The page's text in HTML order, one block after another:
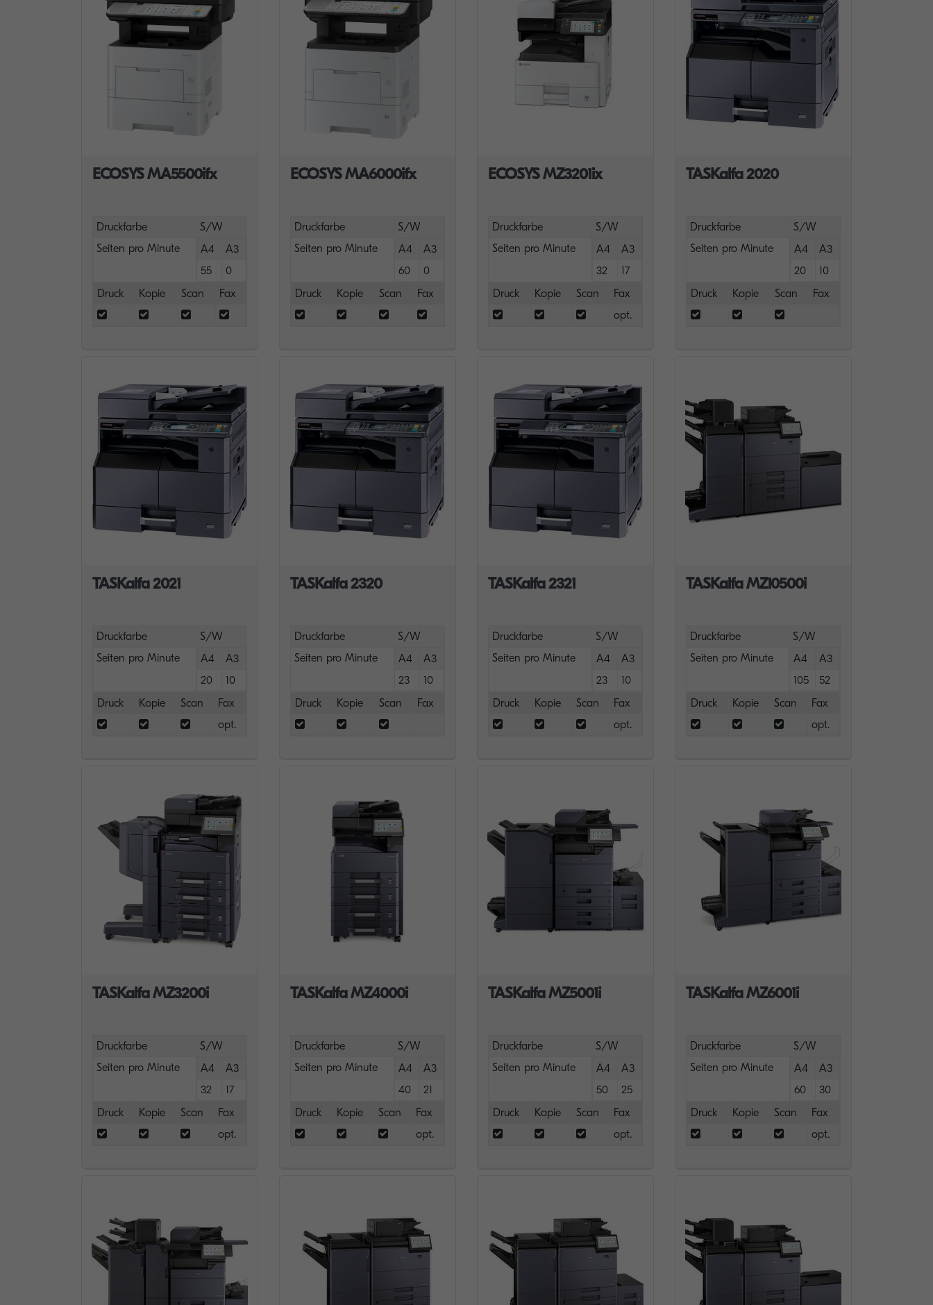
ECOSYS MA5500ifx
Druckfarbe
S/W
Seiten pro Minute
A4
A3
55
0
Druck
Kopie Scan Fax
ECOSYS MA6000ifx
Druckfarbe
S/W
Seiten pro Minute
A4
A3
60
0
Druck
Kopie Scan Fax
ECOSYS MZ3201ix
Druckfarbe
S/W
Seiten pro Minute
A4
A3
32
17
Druck
Kopie Scan
Fax
opt.
TASKalfa 2020
Druckfarbe
S/W
Seiten pro Minute
A4
A3
20
10
Druck
Kopie Scan Fax
TASKalfa 2021
Druckfarbe
S/W
Seiten pro Minute
A4
A3
20
10
Druck
Kopie Scan
Fax
opt.
TASKalfa 2320
Druckfarbe
S/W
Seiten pro Minute
A4
A3
23
10
Druck
Kopie Scan Fax
TASKalfa 2321
Druckfarbe
S/W
Seiten pro Minute
A4
A3
23
10
Druck
Kopie Scan
Fax
opt.
TASKalfa MZ10500i
Druckfarbe
S/W
Seiten pro Minute
A4
A3
105
52
Druck
Kopie Scan
Fax
opt.
TASKalfa MZ3200i
Druckfarbe
S/W
Seiten pro Minute
A4
A3
32
17
Druck
Kopie Scan
Fax
opt.
TASKalfa MZ4000i
Druckfarbe
S/W
Seiten pro Minute
A4
A3
40
21
Druck
Kopie Scan
Fax
opt.
TASKalfa MZ5001i
Druckfarbe
S/W
Seiten pro Minute
A4
A3
50
25
Druck
Kopie Scan
Fax
opt.
TASKalfa MZ6001i
Druckfarbe
S/W
Seiten pro Minute
A4
A3
60
30
Druck
Kopie Scan
Fax
opt.